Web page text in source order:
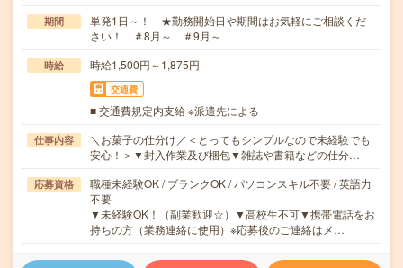
期間
単発1日～！ ★勤務開始日や期間はお気軽にご相談くだ
さい！ ＃8月～ ＃9月～
時給 時給1,500円～1,875円
交通費
■ 交通費規定内支給 ※派遣先による
仕事内容
＼お菓子の仕分け／＜とってもシンプルなので未経験でも
安心！＞▼封入作業及び梱包▼雑誌や書籍などの仕分…
応募資格
職種未経験OK / ブランクOK / パソコンスキル不要 / 英語力
不要
▼未経験OK！（副業歓迎☆）▼高校生不可▼携帯電話をお
持ちの方（業務連絡に使用）※応募後のご連絡はメ…